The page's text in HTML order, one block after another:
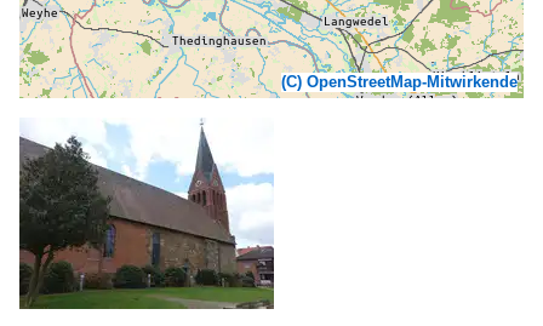
(C) OpenStreetMap-Mitwirkende